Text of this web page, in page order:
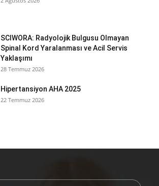
SCIWORA: Radyolojik Bulgusu Olmayan
Spinal Kord Yaralanması ve Acil Servis
Yaklaşımı
28 Temmuz 2026
Hipertansiyon AHA 2025
22 Temmuz 2026